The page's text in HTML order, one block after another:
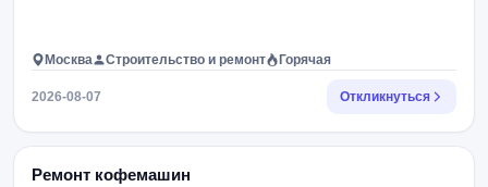
Москва Строительство и ремонт Горячая
2026-08-07 Откликнуться
Ремонт кофемашин